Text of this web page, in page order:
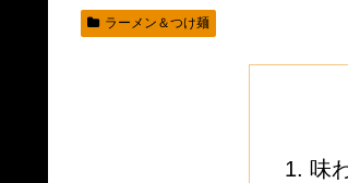
ラーメン＆つけ麺
味